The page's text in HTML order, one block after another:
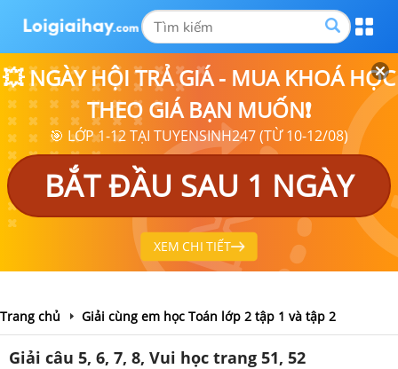
💥 NGÀY HỘI TRẢ GIÁ - MUA KHOÁ HỌC
THEO GIÁ BẠN MUỐN❗
🎯 LỚP 1-12 TẠI TUYENSINH247 (TỪ 10-12/08)
BẮT ĐẦU SAU 1 NGÀY
XEM CHI TIẾT
Trang chủ Giải cùng em học Toán lớp 2 tập 1 và tập 2
Giải câu 5, 6, 7, 8, Vui học trang 51, 52